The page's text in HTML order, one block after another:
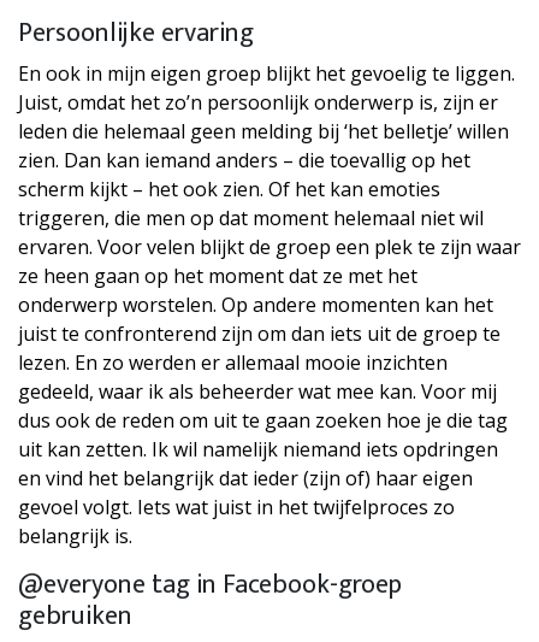
Persoonlijke ervaring
En ook in mijn eigen groep blijkt het gevoelig te liggen.
Juist, omdat het zo’n persoonlijk onderwerp is, zijn er
leden die helemaal geen melding bij ‘het belletje’ willen
zien. Dan kan iemand anders – die toevallig op het
scherm kijkt – het ook zien. Of het kan emoties
triggeren, die men op dat moment helemaal niet wil
ervaren. Voor velen blijkt de groep een plek te zijn waar
ze heen gaan op het moment dat ze met het
onderwerp worstelen. Op andere momenten kan het
juist te confronterend zijn om dan iets uit de groep te
lezen. En zo werden er allemaal mooie inzichten
gedeeld, waar ik als beheerder wat mee kan. Voor mij
dus ook de reden om uit te gaan zoeken hoe je die tag
uit kan zetten. Ik wil namelijk niemand iets opdringen
en vind het belangrijk dat ieder (zijn of) haar eigen
gevoel volgt. Iets wat juist in het twijfelproces zo
belangrijk is.
@everyone tag in Facebook-groep
gebruiken